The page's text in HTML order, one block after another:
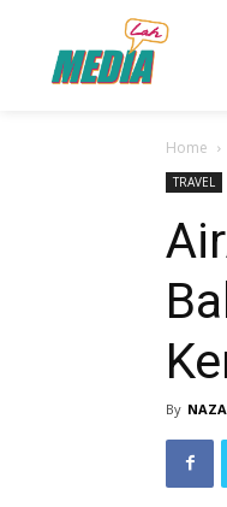
Home
TRAVEL
By NAZA